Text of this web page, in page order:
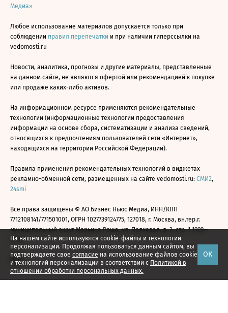
На нашем сайте используются cookie-файлы и технологии
персонализации. Продолжая пользоваться данным сайтом, вы
подтверждаете свое согласие на использование файлов cookie
и технологий персонализации в соответствии с Политикой в
отношении обработки персональных данных.
ОК
Медиа»
Любое использование материалов допускается только при
соблюдении правил перепечатки и при наличии гиперссылки на
vedomosti.ru
Новости, аналитика, прогнозы и другие материалы, представленные
на данном сайте, не являются офертой или рекомендацией к покупке
или продаже каких-либо активов.
На информационном ресурсе применяются рекомендательные
технологии (информационные технологии предоставления
информации на основе сбора, систематизации и анализа сведений,
относящихся к предпочтениям пользователей сети «Интернет»,
находящихся на территории Российской Федерации).
Правила применения рекомендательных технологий в виджетах
рекламно-обменной сети, размещенных на сайте vedomosti.ru: СМИ2,
24smi
Все права защищены © АО Бизнес Ньюс Медиа, ИНН/КПП
7712108141/771501001, ОГРН 1027739124775, 127018, г. Москва, вн.тер.г.
муниципальный округ Марьина Роща, ул. Полковая, д. 3, стр. 1 1999—
2026